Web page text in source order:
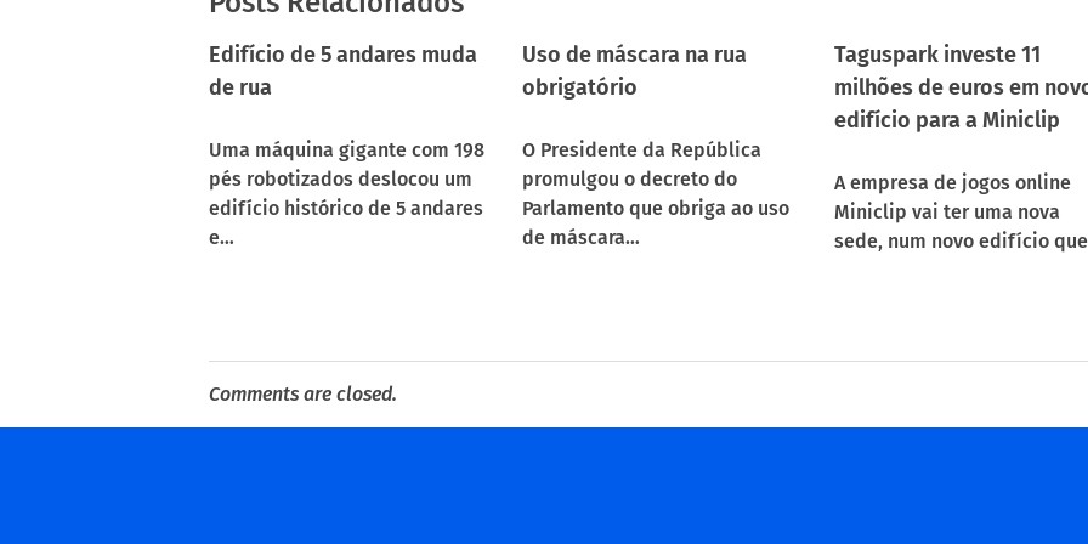
Edifício de 5 andares muda
de rua
Uma máquina gigante com 198
pés robotizados deslocou um
edifício histórico de 5 andares
e…
Uso de máscara na rua
obrigatório
O Presidente da República
promulgou o decreto do
Parlamento que obriga ao uso
de máscara…
Taguspark investe 11
milhões de euros em
edifício para a Miniclip
A empresa de jogos online
Miniclip vai ter uma nova
sede, num novo edifício
Comments are closed.